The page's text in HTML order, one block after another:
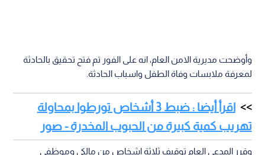
وأوضحت مديرية الامن العام، انه على الفور تم فتح تحقيق بالحادثة
لمعرفة ملابسات وفاة الطفل واسباب الحادثة.
اقرأ أيضا : ضبط 3 أشخاص تورطوا بمحاولة
تهريب كمية كبيرة من الحبوب المخدرة - صور
وقرر المدعي العام توقيف ثلاثة اشخاص من مالكي وموظفي